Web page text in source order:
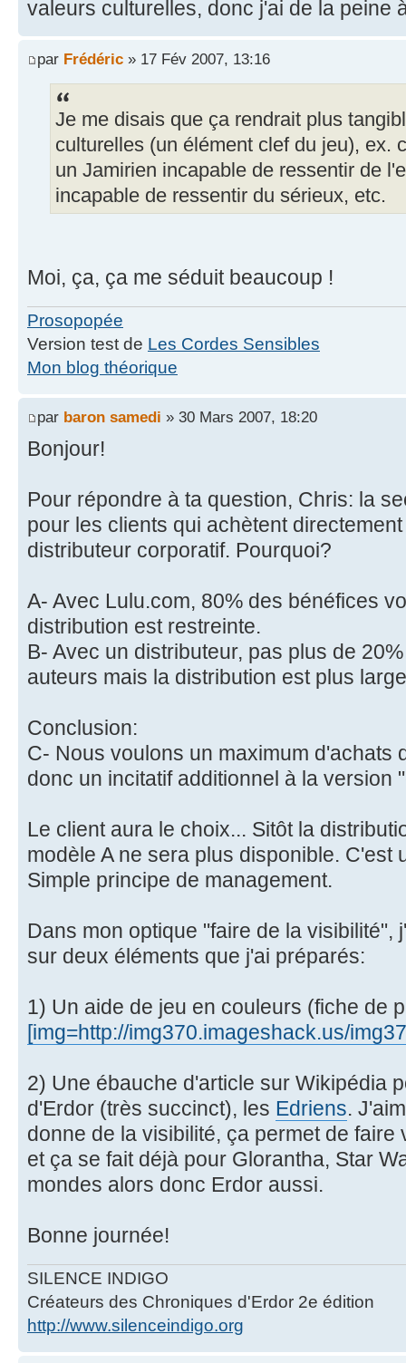
valeurs culturelles, donc j'ai de la peine
par Frédéric » 17 Fév 2007, 13:16
Je me disais que ça rendrait plus
culturelles (un élément clef du jeu), ex.
un Jamirien incapable de ressentir de
incapable de ressentir du sérieux, etc.
Moi, ça, ça me séduit beaucoup !
Prosopopée
Version test de Les Cordes Sensibles
Mon blog théorique
par baron samedi » 30 Mars 2007, 18:20
Bonjour!
Pour répondre à ta question, Chris: la
pour les clients qui achètent
distributeur corporatif. Pourquoi?
A- Avec Lulu.com, 80% des bénéfices
distribution est restreinte.
B- Avec un distributeur, pas plus de
auteurs mais la distribution est plus
Conclusion:
C- Nous voulons un maximum d'achats
donc un incitatif additionnel à la version
Le client aura le choix... Sitôt la
modèle A ne sera plus disponible. C'est
Simple principe de management.
Dans mon optique "faire de la visibilité",
sur deux éléments que j'ai préparés:
1) Un aide de jeu en couleurs (fiche de
[img=http://img370.imageshack.us/
2) Une ébauche d'article sur Wikipédia
d'Erdor (très succinct), les Edriens.
donne de la visibilité, ça permet de
et ça se fait déjà pour Glorantha, Star
mondes alors donc Erdor aussi.
Bonne journée!
SILENCE INDIGO
Créateurs des Chroniques d'Erdor 2e édition
http://www.silenceindigo.org